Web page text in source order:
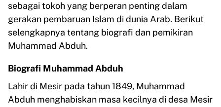
sebagai tokoh yang berperan penting dalam
gerakan pembaruan Islam di dunia Arab. Berikut
selengkapnya tentang biografi dan pemikiran
Muhammad Abduh.
Biografi Muhammad Abduh
Lahir di Mesir pada tahun 1849, Muhammad
Abduh menghabiskan masa kecilnya di desa Mesir